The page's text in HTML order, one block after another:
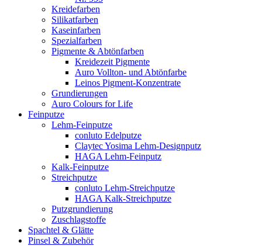
Kreidefarben
Silikatfarben
Kaseinfarben
Spezialfarben
Pigmente & Abtönfarben
Kreidezeit Pigmente
Auro Vollton- und Abtönfarbe
Leinos Pigment-Konzentrate
Grundierungen
Auro Colours for Life
Feinputze
Lehm-Feinputze
conluto Edelputze
Claytec Yosima Lehm-Designputz
HAGA Lehm-Feinputz
Kalk-Feinputze
Streichputze
conluto Lehm-Streichputze
HAGA Kalk-Streichputze
Putzgrundierung
Zuschlagstoffe
Spachtel & Glätte
Pinsel & Zubehör